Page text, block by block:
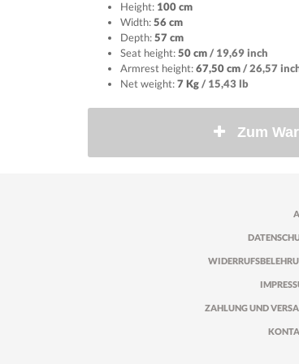
Height: 100 cm
Width:56 cm
Depth:57 cm
Seat height:50 cm/ 19,69 inch
Armrest height:67,50 cm/ 26,57
Net weight:7 Kg/ 15,43 lb
Zum
ZAHLUNG UND